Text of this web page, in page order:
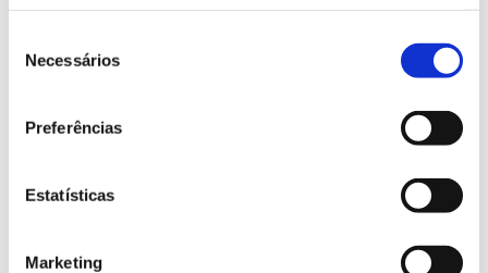
Necessários
Preferências
Estatísticas
Marketing